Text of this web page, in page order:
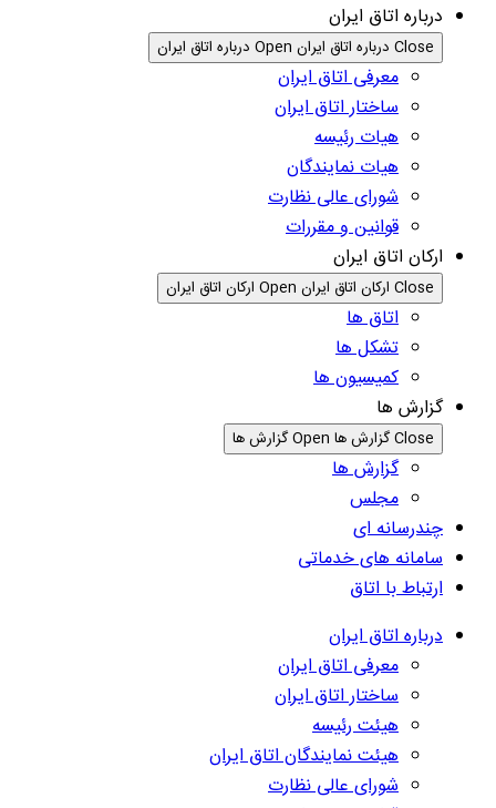
درباره اتاق ایران
Close درباره اتاق ایران Open درباره اتاق ایران
معرفی اتاق ایران
ساختار اتاق ایران
هیات رئیسه
هیات نمایندگان
شورای عالی نظارت
قوانین و مقررات
ارکان اتاق ایران
Close ارکان اتاق ایران Open ارکان اتاق ایران
اتاق ها
تشکل ها
کمیسیون ها
گزارش ها
Close گزارش ها Open گزارش ها
گزارش ها
مجلس
چندرسانه ای
سامانه های خدماتی
ارتباط با اتاق
درباره اتاق ایران
معرفی اتاق ایران
ساختار اتاق ایران
هیئت رئیسه
هیئت نمایندگان اتاق ایران
شورای عالی نظارت